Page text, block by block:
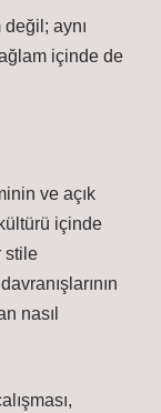
aynı
içinde de
ve açık
içinde
stile
nasıl